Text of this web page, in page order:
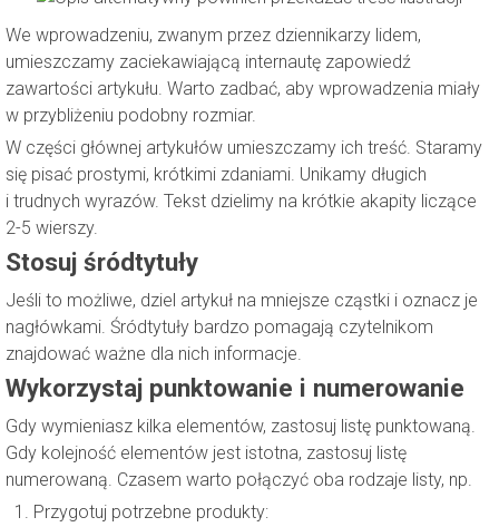
We wprowadzeniu, zwanym przez dziennikarzy lidem,
umieszczamy zaciekawiającą internautę zapowiedź
zawartości artykułu. Warto zadbać, aby wprowadzenia miały
w przybliżeniu podobny rozmiar.
W części głównej artykułów umieszczamy ich treść. Staramy
się pisać prostymi, krótkimi zdaniami. Unikamy długich
i trudnych wyrazów. Tekst dzielimy na krótkie akapity liczące
2-5 wierszy.
Stosuj śródtytuły
Jeśli to możliwe, dziel artykuł na mniejsze cząstki i oznacz je
nagłówkami. Śródtytuły bardzo pomagają czytelnikom
znajdować ważne dla nich informacje.
Wykorzystaj punktowanie i numerowanie
Gdy wymieniasz kilka elementów, zastosuj listę punktowaną.
Gdy kolejność elementów jest istotna, zastosuj listę
numerowaną. Czasem warto połączyć oba rodzaje listy, np.
Przygotuj potrzebne produkty: